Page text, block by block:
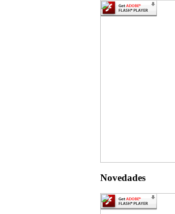
Novedades